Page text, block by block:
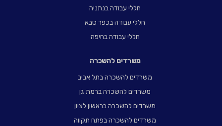
חללי עבודה בנתניה
חללי עבודה בכפר סבא
חללי עבודה בחיפה
משרדים להשכרה
משרדים להשכרה בתל אביב
משרדים להשכרה ברמת גן
משרדים להשכרה בראשון לציון
משרדים להשכרה בפתח תקווה